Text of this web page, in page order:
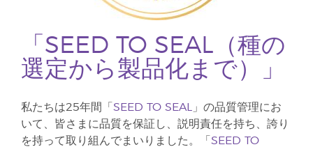
「SEED TO SEAL（種の
選定から製品化まで）」
私たちは25年間「 SEED TO SEAL
」の品質管理にお
いて、皆さまに品質を保証し、説明責任を持ち、誇り
を持って取り組んでまいりました。「 SEED TO